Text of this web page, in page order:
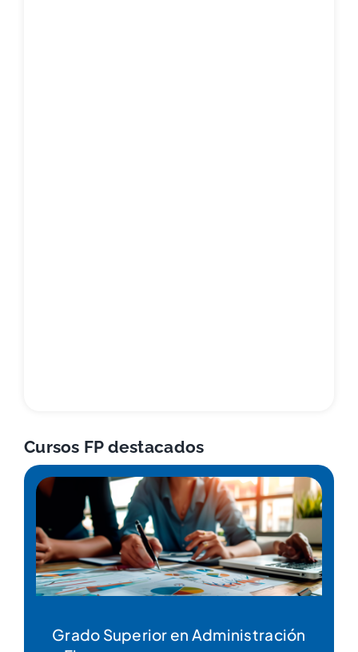
Cursos FP destacados
Grado Superior en Educación